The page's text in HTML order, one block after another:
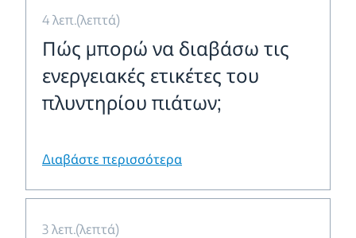
4 λεπ.(λεπτά)
Πώς μπορώ να διαβάσω τις
ενεργειακές ετικέτες του
πλυντηρίου πιάτων;
Διαβάστε περισσότερα
3 λεπ.(λεπτά)